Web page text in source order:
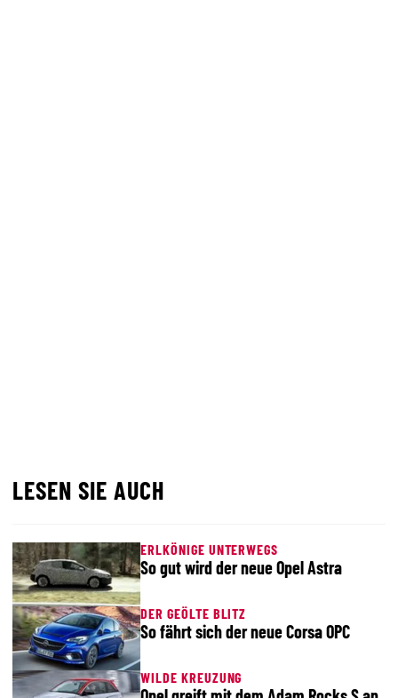
LESEN SIE AUCH
ERLKÖNIGE UNTERWEGS
So gut wird der neue Opel Astra
DER GEÖLTE BLITZ
So fährt sich der neue Corsa OPC
WILDE KREUZUNG